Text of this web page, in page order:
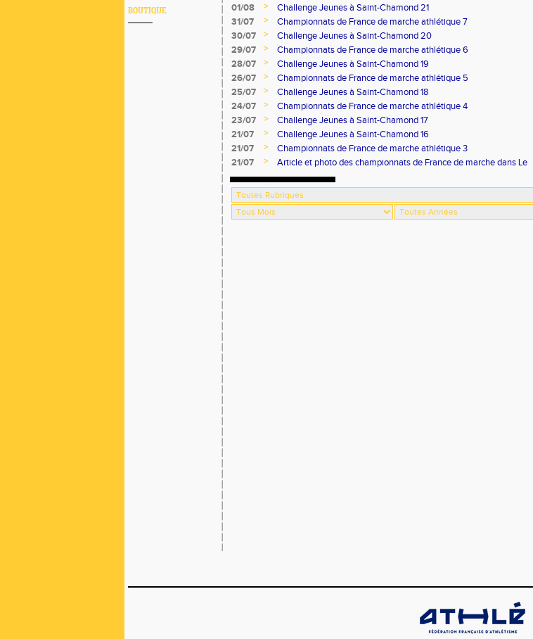
BOUTIQUE
01/08
>
Challenge Jeunes à Saint-Chamond 21
31/07
>
Championnats de France de marche athlétique 7
30/07
>
Challenge Jeunes à Saint-Chamond 20
29/07
>
Championnats de France de marche athlétique 6
28/07
>
Challenge Jeunes à Saint-Chamond 19
26/07
>
Championnats de France de marche athlétique 5
25/07
>
Challenge Jeunes à Saint-Chamond 18
24/07
>
Championnats de France de marche athlétique 4
23/07
>
Challenge Jeunes à Saint-Chamond 17
21/07
>
Challenge Jeunes à Saint-Chamond 16
21/07
>
Championnats de France de marche athlétique 3
21/07
>
Article et photo des championnats de France de marche dans Le